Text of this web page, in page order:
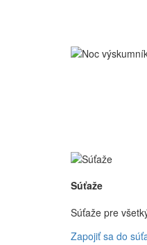
Súťaže
Súťaže pre
Zapojiť sa do